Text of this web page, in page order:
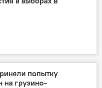
попытку
на грузино-